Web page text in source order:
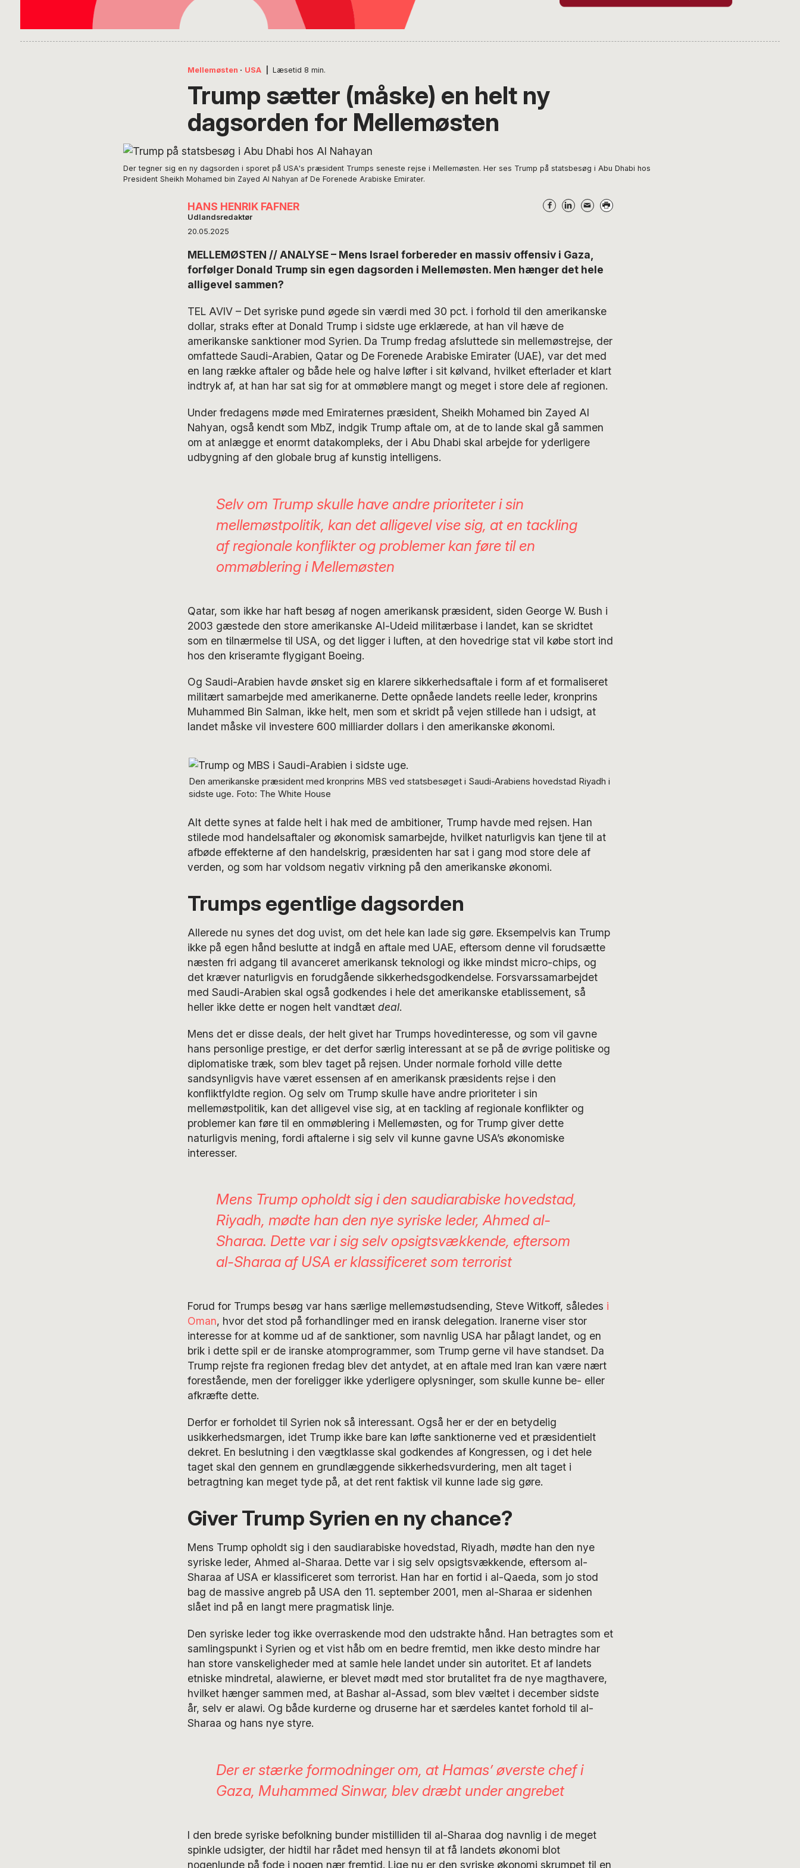
Mellemøsten · USA Læsetid 8 min.
Trump sætter (måske) en helt ny
dagsorden for Mellemøsten
Der tegner sig en ny dagsorden i sporet på USA's præsident Trumps seneste rejse i Mellemøsten. Her ses Trump på statsbesøg i Abu Dhabi hos
President Sheikh Mohamed bin Zayed Al Nahyan af De Forenede Arabiske Emirater.
HANS HENRIK FAFNER
Udlandsredaktør
20.05.2025
MELLEMØSTEN // ANALYSE – Mens Israel forbereder en massiv offensiv i Gaza,
forfølger Donald Trump sin egen dagsorden i Mellemøsten. Men hænger det hele
alligevel sammen?
TEL AVIV – Det syriske pund øgede sin værdi med 30 pct. i forhold til den amerikanske
dollar, straks efter at Donald Trump i sidste uge erklærede, at han vil hæve de
amerikanske sanktioner mod Syrien. Da Trump fredag afsluttede sin mellemøstrejse, der
omfattede Saudi-Arabien, Qatar og De Forenede Arabiske Emirater (UAE), var det med
en lang række aftaler og både hele og halve løfter i sit kølvand, hvilket efterlader et klart
indtryk af, at han har sat sig for at ommøblere mangt og meget i store dele af regionen.
Under fredagens møde med Emiraternes præsident, Sheikh Mohamed bin Zayed Al
Nahyan, også kendt som MbZ, indgik Trump aftale om, at de to lande skal gå sammen
om at anlægge et enormt datakompleks, der i Abu Dhabi skal arbejde for yderligere
udbygning af den globale brug af kunstig intelligens.
Selv om Trump skulle have andre prioriteter i sin
mellemøstpolitik, kan det alligevel vise sig, at en tackling
af regionale konflikter og problemer kan føre til en
ommøblering i Mellemøsten
Qatar, som ikke har haft besøg af nogen amerikansk præsident, siden George W. Bush i
2003 gæstede den store amerikanske Al-Udeid militærbase i landet, kan se skridtet
som en tilnærmelse til USA, og det ligger i luften, at den hovedrige stat vil købe stort ind
hos den kriseramte flygigant Boeing.
Og Saudi-Arabien havde ønsket sig en klarere sikkerhedsaftale i form af et formaliseret
militært samarbejde med amerikanerne. Dette opnåede landets reelle leder, kronprins
Muhammed Bin Salman, ikke helt, men som et skridt på vejen stillede han i udsigt, at
landet måske vil investere 600 milliarder dollars i den amerikanske økonomi.
Den amerikanske præsident med kronprins MBS ved statsbesøget i Saudi-Arabiens hovedstad Riyadh i
sidste uge. Foto: The White House
Alt dette synes at falde helt i hak med de ambitioner, Trump havde med rejsen. Han
stilede mod handelsaftaler og økonomisk samarbejde, hvilket naturligvis kan tjene til at
afbøde effekterne af den handelskrig, præsidenten har sat i gang mod store dele af
verden, og som har voldsom negativ virkning på den amerikanske økonomi.
Trumps egentlige dagsorden
Allerede nu synes det dog uvist, om det hele kan lade sig gøre. Eksempelvis kan Trump
ikke på egen hånd beslutte at indgå en aftale med UAE, eftersom denne vil forudsætte
næsten fri adgang til avanceret amerikansk teknologi og ikke mindst micro-chips, og
det kræver naturligvis en forudgående sikkerhedsgodkendelse. Forsvarssamarbejdet
med Saudi-Arabien skal også godkendes i hele det amerikanske etablissement, så
heller ikke dette er nogen helt vandtæt deal.
Mens det er disse deals, der helt givet har Trumps hovedinteresse, og som vil gavne
hans personlige prestige, er det derfor særlig interessant at se på de øvrige politiske og
diplomatiske træk, som blev taget på rejsen. Under normale forhold ville dette
sandsynligvis have været essensen af en amerikansk præsidents rejse i den
konfliktfyldte region. Og selv om Trump skulle have andre prioriteter i sin
mellemøstpolitik, kan det alligevel vise sig, at en tackling af regionale konflikter og
problemer kan føre til en ommøblering i Mellemøsten, og for Trump giver dette
naturligvis mening, fordi aftalerne i sig selv vil kunne gavne USA’s økonomiske
interesser.
Mens Trump opholdt sig i den saudiarabiske hovedstad,
Riyadh, mødte han den nye syriske leder, Ahmed al-
Sharaa. Dette var i sig selv opsigtsvækkende, eftersom
al-Sharaa af USA er klassificeret som terrorist
Forud for Trumps besøg var hans særlige mellemøstudsending, Steve Witkoff, således i
Oman, hvor det stod på forhandlinger med en iransk delegation. Iranerne viser stor
interesse for at komme ud af de sanktioner, som navnlig USA har pålagt landet, og en
brik i dette spil er de iranske atomprogrammer, som Trump gerne vil have standset. Da
Trump rejste fra regionen fredag blev det antydet, at en aftale med Iran kan være nært
forestående, men der foreligger ikke yderligere oplysninger, som skulle kunne be- eller
afkræfte dette.
Derfor er forholdet til Syrien nok så interessant. Også her er der en betydelig
usikkerhedsmargen, idet Trump ikke bare kan løfte sanktionerne ved et præsidentielt
dekret. En beslutning i den vægtklasse skal godkendes af Kongressen, og i det hele
taget skal den gennem en grundlæggende sikkerhedsvurdering, men alt taget i
betragtning kan meget tyde på, at det rent faktisk vil kunne lade sig gøre.
Giver Trump Syrien en ny chance?
Mens Trump opholdt sig i den saudiarabiske hovedstad, Riyadh, mødte han den nye
syriske leder, Ahmed al-Sharaa. Dette var i sig selv opsigtsvækkende, eftersom al-
Sharaa af USA er klassificeret som terrorist. Han har en fortid i al-Qaeda, som jo stod
bag de massive angreb på USA den 11. september 2001, men al-Sharaa er sidenhen
slået ind på en langt mere pragmatisk linje.
Den syriske leder tog ikke overraskende mod den udstrakte hånd. Han betragtes som et
samlingspunkt i Syrien og et vist håb om en bedre fremtid, men ikke desto mindre har
han store vanskeligheder med at samle hele landet under sin autoritet. Et af landets
etniske mindretal, alawierne, er blevet mødt med stor brutalitet fra de nye magthavere,
hvilket hænger sammen med, at Bashar al-Assad, som blev væltet i december sidste
år, selv er alawi. Og både kurderne og druserne har et særdeles kantet forhold til al-
Sharaa og hans nye styre.
Der er stærke formodninger om, at Hamas’ øverste chef i
Gaza, Muhammed Sinwar, blev dræbt under angrebet
I den brede syriske befolkning bunder mistilliden til al-Sharaa dog navnlig i de meget
spinkle udsigter, der hidtil har rådet med hensyn til at få landets økonomi blot
nogenlunde på fode i nogen nær fremtid. Lige nu er den syriske økonomi skrumpet til en